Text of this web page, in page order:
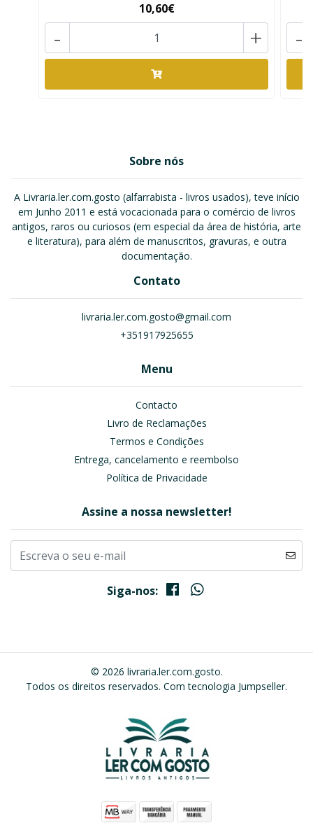
10,60€
+
- -
Sobre nós
A Livraria.ler.com.gosto (alfarrabista - livros usados), teve início
em Junho 2011 e está vocacionada para o comércio de livros
antigos, raros ou curiosos (em especial da área de história, arte
e literatura), para além de manuscritos, gravuras, e outra
documentação.
Contato
livraria.ler.com.gosto@gmail.com
+351917925655
Menu
Contacto
Livro de Reclamações
Termos e Condições
Entrega, cancelamento e reembolso
Política de Privacidade
Assine a nossa newsletter!
Siga-nos:
© 2026 livraria.ler.com.gosto.
Todos os direitos reservados. Com tecnologia Jumpseller.